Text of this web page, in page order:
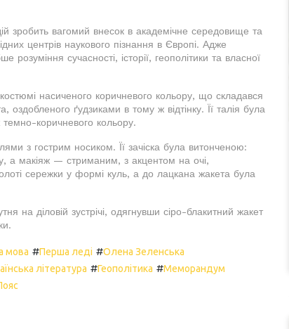
зробить вагомий внесок в академічне середовище та
центрів наукового пізнання в Європі. Адже
розуміння сучасності, історії, геополітики та власної
насиченого коричневого кольору, що складався
оздобленого ґудзиками в тому ж відтінку. Її талія була
коричневого кольору.
з гострим носиком. Її зачіска була витонченою:
а макіяж — стриманим, з акцентом на очі,
сережки у формі куль, а до лацкана жакета була
на діловій зустрічі, одягнувши сіро-блакитний жакет
мова #Перша леді #Олена Зеленська
література #Геополітика #Меморандум